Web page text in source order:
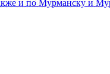
и по Мурманску и